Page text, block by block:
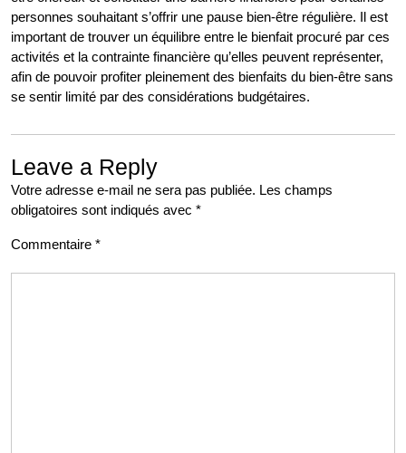
personnes souhaitant s’offrir une pause bien-être régulière. Il est
important de trouver un équilibre entre le bienfait procuré par ces
activités et la contrainte financière qu’elles peuvent représenter,
afin de pouvoir profiter pleinement des bienfaits du bien-être sans
se sentir limité par des considérations budgétaires.
Leave a Reply
Votre adresse e-mail ne sera pas publiée. Les champs
obligatoires sont indiqués avec *
Commentaire *